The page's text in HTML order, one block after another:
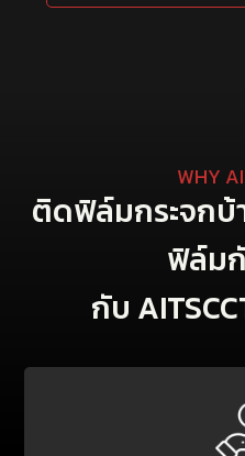
WHY
ติดฟิล์มกระจก
ฟิล์ม
กับ